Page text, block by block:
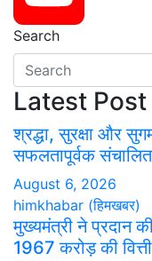
YouTube
Search
Latest Post
श्रद्धा, सुरक्षा और
सफलतापूर्वक
August 6, 2026
himkhabar (हिमखबर)
मुख्यमंत्री ने प्रदान
1967 करोड़ की